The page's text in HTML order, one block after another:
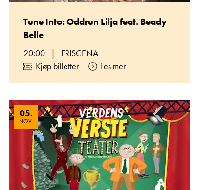
Tune Into: Oddrun Lilja feat. Beady
Belle
20:00 |
FRISCENA
Kjøp billetter
Les mer
05.
NOV.